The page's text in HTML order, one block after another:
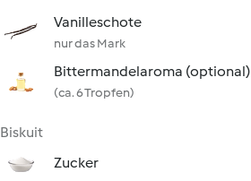
Vanilleschote
nur das Mark
Bittermandelaroma (optional)
(ca. 6 Tropfen)
Biskuit
Zucker